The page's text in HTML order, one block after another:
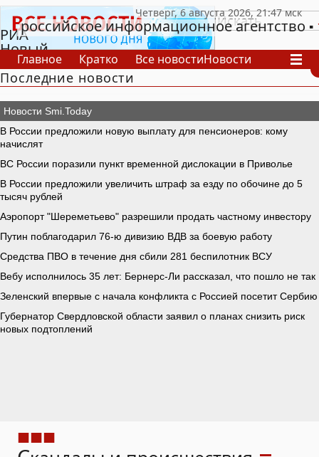
РИА
Новый
День
российское информационное агентство
Главное Кратко Все новостиНовости
В России
В мире
СпецпроектыПроекты Архив
Последние новости